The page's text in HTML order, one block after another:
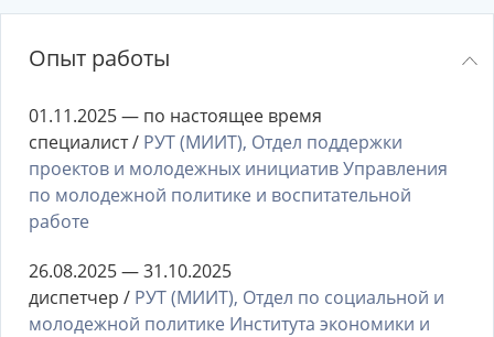
Опыт работы
01.11.2025 — по настоящее время
специалист / РУТ (МИИТ), Отдел поддержки
проектов и молодежных инициатив Управления
по молодежной политике и воспитательной
работе
26.08.2025 — 31.10.2025
диспетчер / РУТ (МИИТ), Отдел по социальной и
молодежной политике Института экономики и